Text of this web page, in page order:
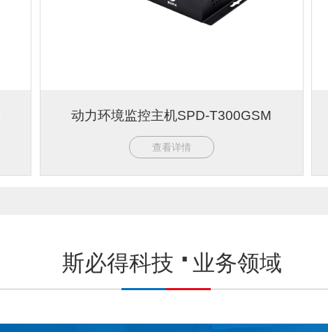
动力环境监控主机SPD-T300GSM
查看详情
斯必得科技 业务领域